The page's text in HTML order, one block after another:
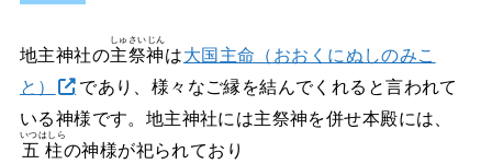
地主神社の主祭神
しゅさいじん
は大国主命（おおくにぬしのみこ
と）
であり、様々なご縁を結んでくれると言われて
いる神様です。地主神社には主祭神を併せ本殿には、
五柱
いつはしら
の神様が祀られており